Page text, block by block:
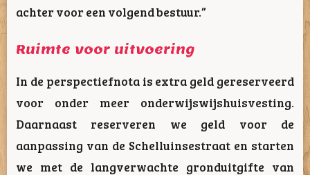
achter voor een volgend bestuur.”
Ruimte voor uitvoering
In de perspectiefnota is extra geld gereserveerd
voor onder meer onderwijswijshuisvesting.
Daarnaast reserveren we geld voor de
aanpassing van de Schelluinsestraat en starten
we met de langverwachte gronduitgifte van